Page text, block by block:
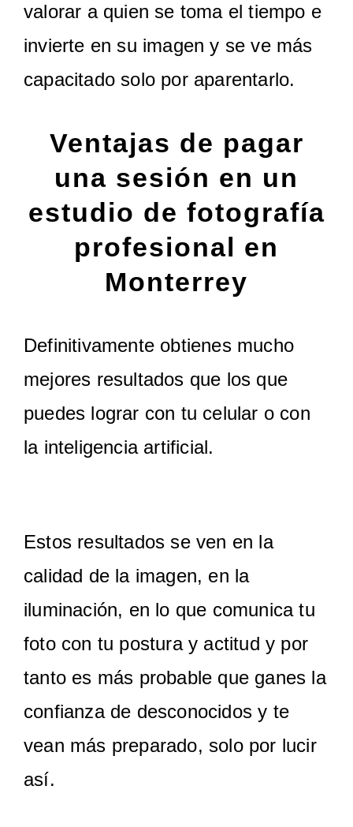
valorar a quien se toma el tiempo e
invierte en su imagen y se ve más
capacitado solo por aparentarlo.
Ventajas de pagar
una sesión en un
estudio de fotografía
profesional en
Monterrey
Definitivamente obtienes mucho
mejores resultados que los que
puedes lograr con tu celular o con
la inteligencia artificial.
Estos resultados se ven en la
calidad de la imagen, en la
iluminación, en lo que comunica tu
foto con tu postura y actitud y por
tanto es más probable que ganes la
confianza de desconocidos y te
vean más preparado, solo por lucir
así.